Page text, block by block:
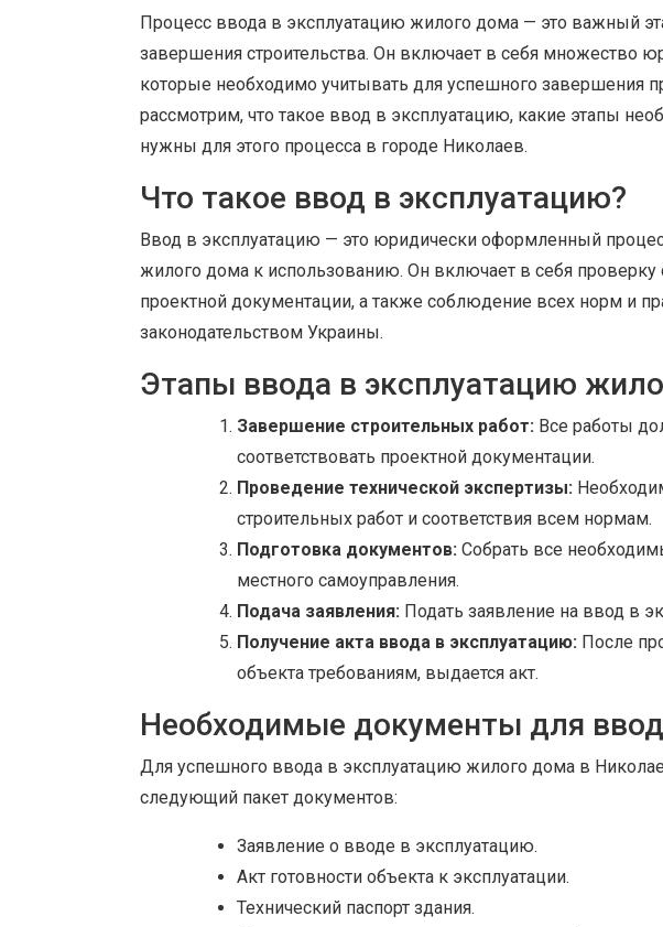
Процесс ввода в эксплуатацию жилого дома — это важный
завершения строительства. Он включает в себя множество
которые необходимо учитывать для успешного завершения
рассмотрим, что такое ввод в эксплуатацию, какие этапы
нужны для этого процесса в городе Николаев.
Что такое ввод в эксплуатацию?
Ввод в эксплуатацию — это юридически оформленный
жилого дома к использованию. Он включает в себя проверку
проектной документации, а также соблюдение всех норм и
законодательством Украины.
Этапы ввода в эксплуатацию
Завершение строительных работ: Все работы
соответствовать проектной документации.
Проведение технической экспертизы:
строительных работ и соответствия всем нормам.
Подготовка документов: Собрать все
местного самоуправления.
Подача заявления: Подать заявление на ввод в
Получение акта ввода в эксплуатацию: После
объекта требованиям, выдается акт.
Необходимые документы для
Для успешного ввода в эксплуатацию жилого дома в
следующий пакет документов:
Заявление о вводе в эксплуатацию.
Акт готовности объекта к эксплуатации.
Технический паспорт здания.